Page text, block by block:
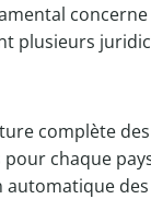
plusieurs
complète
pour chaque
automatique